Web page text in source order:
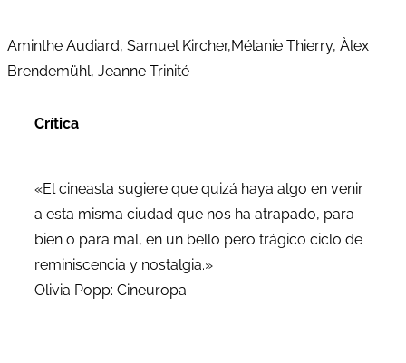
Aminthe Audiard, Samuel Kircher,Mélanie Thierry, Àlex
Brendemühl, Jeanne Trinité
Crítica
«El cineasta sugiere que quizá haya algo en venir
a esta misma ciudad que nos ha atrapado, para
bien o para mal, en un bello pero trágico ciclo de
reminiscencia y nostalgia.»
Olivia Popp: Cineuropa